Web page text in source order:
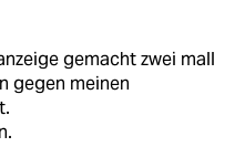
gemacht zwei mall
gegen meinen